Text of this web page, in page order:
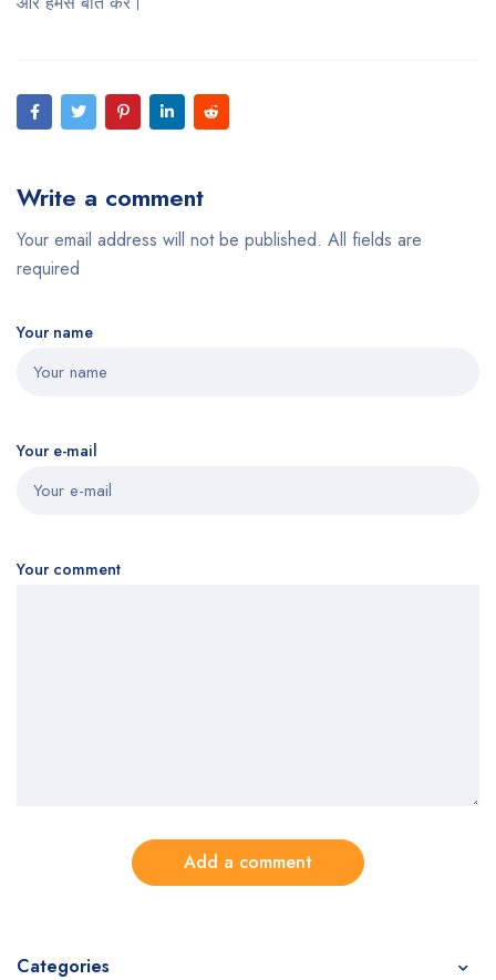
Write a comment
Your email address will not be published. All fields are
required
Your name
Your e-mail
Your comment
Add a comment
Categories